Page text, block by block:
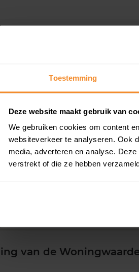
Toestemming
Deze website maakt gebruik van
We gebruiken cookies om content
websiteverkeer te analyseren. Ook
media, adverteren en analyse.
verstrekt of die ze hebben
en woningwaarde
van de